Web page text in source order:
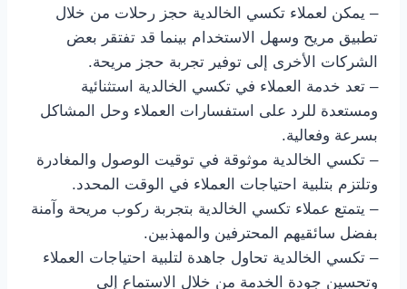
– يمكن لعملاء تكسي الخالدية حجز رحلات من خلال
تطبيق مريح وسهل الاستخدام بينما قد تفتقر بعض
الشركات الأخرى إلى توفير تجربة حجز مريحة.
– تعد خدمة العملاء في تكسي الخالدية استثنائية
ومستعدة للرد على استفسارات العملاء وحل المشاكل
بسرعة وفعالية.
– تكسي الخالدية موثوقة في توقيت الوصول والمغادرة
وتلتزم بتلبية احتياجات العملاء في الوقت المحدد.
– يتمتع عملاء تكسي الخالدية بتجربة ركوب مريحة وآمنة
بفضل سائقيهم المحترفين والمهذبين.
– تكسي الخالدية تحاول جاهدة لتلبية احتياجات العملاء
وتحسين جودة الخدمة من خلال الاستماع إلى